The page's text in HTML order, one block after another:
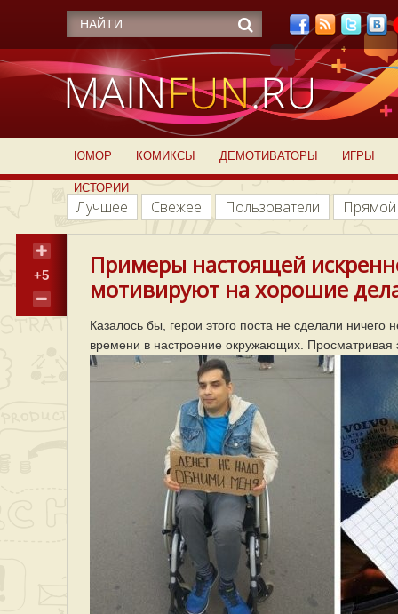
ЮМОР КОМИКСЫ ДЕМОТИВАТОРЫ ИГРЫ
ИСТОРИИ
Лучшее Свежее Пользователи
+5
Примеры настоящей
мотивируют на хорошие
Казалось бы, герои этого поста не сделали
времени в настроение окружающих.